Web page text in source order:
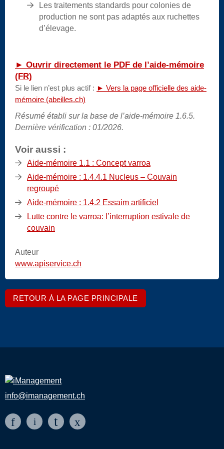
Les traitements standards pour colonies de
production ne sont pas adaptés aux ruchettes
d’élevage.
► Ouvrir directement le PDF de l’aide-mémoire
(FR)
Si le lien n’est plus actif : ► Vers la page officielle des aide-
mémoire (abeilles.ch)
Résumé établi sur la base de l’aide-mémoire 1.6.5.
Dernière vérification : 01/2026.
Voir aussi :
Aide-mémoire 1.1 : Concept varroa
Aide-mémoire : 1.4.4.1 Nucleus – Couvain
regroupé
Aide-mémoire : 1.4.2 Essaim artificiel
Lutte contre le varroa: l’interruption estivale de
couvain
Auteur
www.apiservice.ch
RETOUR À LA PAGE PRINCIPALE
info@imanagement.ch
f i t x